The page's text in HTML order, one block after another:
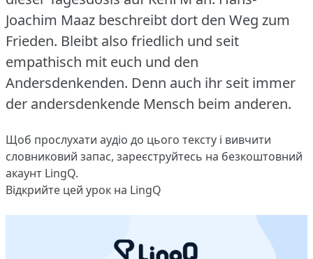
Joachim Maaz beschreibt dort den Weg zum
Frieden. Bleibt also friedlich und seit
empathisch mit euch und den
Andersdenkenden. Denn auch ihr seit immer
der andersdenkende Mensch beim anderen.
Щоб прослухати аудіо до цього тексту і вивчити
словниковий запас, зареєструйтесь на безкоштовний
акаунт LingQ.
Відкрийте цей урок на LingQ